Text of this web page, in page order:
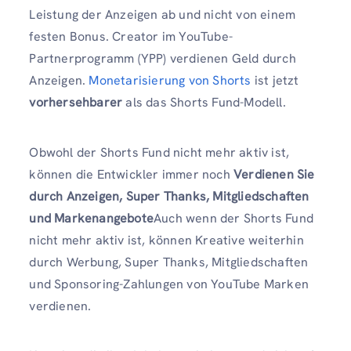
Leistung der Anzeigen ab und nicht von einem
festen Bonus. Creator im YouTube-
Partnerprogramm (YPP) verdienen Geld durch
Anzeigen. Monetarisierung von Shorts ist jetzt
vorhersehbarerals das Shorts Fund-Modell.
Obwohl der Shorts Fund nicht mehr aktiv ist,
können die Entwickler immer noch Verdienen Sie
durch Anzeigen, Super Thanks, Mitgliedschaften
und MarkenangeboteAuch wenn der Shorts Fund
nicht mehr aktiv ist, können Kreative weiterhin
durch Werbung, Super Thanks, Mitgliedschaften
und Sponsoring-Zahlungen von YouTube Marken
verdienen.